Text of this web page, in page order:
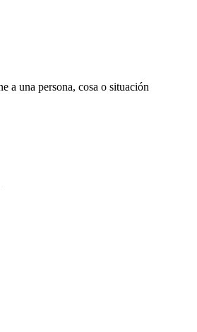
a una persona, cosa o situación